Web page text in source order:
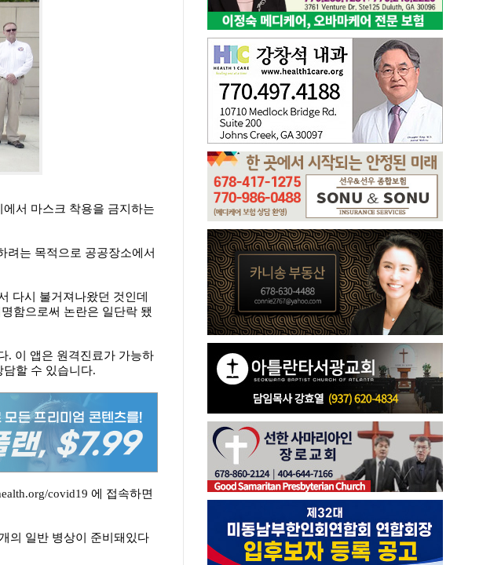
서 마스크 착용을 금지하는
려는 목적으로 공공장소에서
다시 불거져나왔던 것인데
함으로써 논란은 일단락 됐
. 이 앱은 원격진료가 가능하
할 수 있습니다.
covid19 에 접속하면
의 일반 병상이 준비돼있다